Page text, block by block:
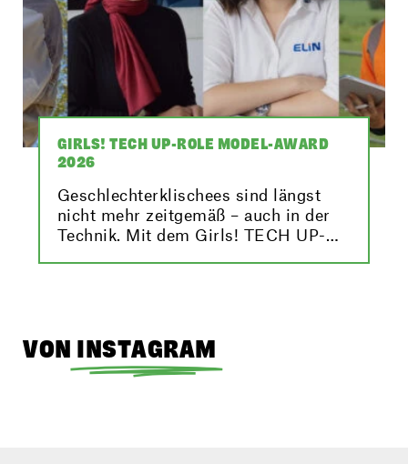
GIRLS! TECH UP-ROLE MODEL-AWARD
2026
Geschlechterklischees sind längst
nicht mehr zeitgemäß – auch in der
Technik. Mit dem Girls! TECH UP-
VON INSTAGRAM